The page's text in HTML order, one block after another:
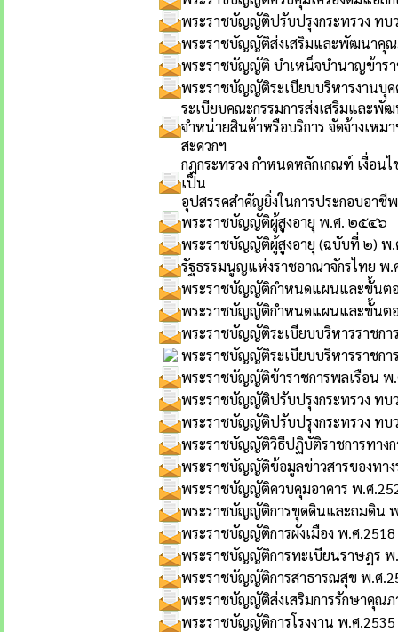
พระราชบัญญัติปรับปรุงกระทรวง ทบ
พระราชบัญญัติส่งเสริมและพัฒนาคุ
พระราชบัญญัติ บำเหน็จบำนาญข้าร
พระราชบัญญัติระเบียบบริหารงานบุ
ระเบียบคณะกรรมการส่งเสริมและ
จำหน่ายสินค้าหรือบริการ จัดจ้างเหม
สะดวกฯ
กฎกระทรวง กำหนดหลักเกณฑ์ เงื่อ
เป็น
อุปสรรคสำคัญยิ่งในการประกอบอา
พระราชบัญญัติผู้สูงอายุ พ.ศ. ๒๕๔๖
พระราชบัญญัติผู้สูงอายุ (ฉบับที่ ๒) พ
รัฐธรรมนูญแห่งราชอาณาจักรไทย พ.
พระราชบัญญัติกำหนดแผนและขั้นตอ
พระราชบัญญัติกำหนดแผนและขั้นตอ
พระราชบัญญัติระเบียบบริหารราชก
พระราชบัญญัติระเบียบบริหารราชก
พระราชบัญญัติข้าราชการพลเรือน พ
พระราชบัญญัติปรับปรุงกระทรวง ทบ
พระราชบัญญัติปรับปรุงกระทรวง ทบ
พระราชบัญญัติวิธีปฏิบัติราชการทาง
พระราชบัญญัติข้อมูลข่าวสารของทาง
พระราชบัญญัติควบคุมอาคาร พ.ศ
พระราชบัญญัติการขุดดินและถมดิน
พระราชบัญญัติการผังเมือง พ.ศ.2518
พระราชบัญญัติการทะเบียนราษฎร พ
พระราชบัญญัติการสาธารณสุข พ.ศ
พระราชบัญญัติส่งเสริมการรักษาคุณ
พระราชบัญญัติการโรงงาน พ.ศ.2535